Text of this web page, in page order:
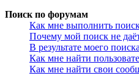
Поиск по форумам
Как мне выполнить
Почему мой поиск не даёт
В результате моего
Как мне найти
Как мне найти свои